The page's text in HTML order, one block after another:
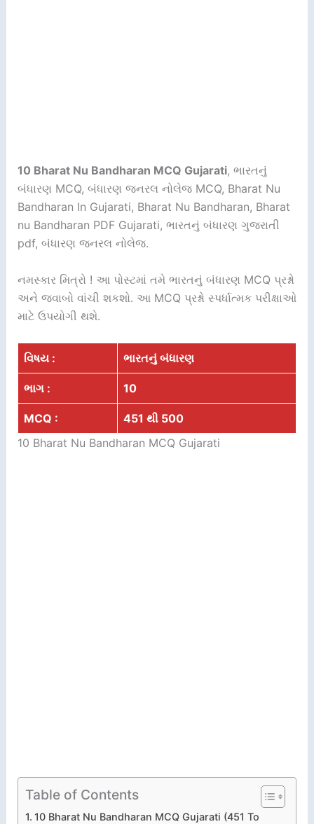
10 Bharat Nu Bandharan MCQ Gujarati, ભારતનું
બંધારણ MCQ, બંધારણ જનરલ નોલેજ MCQ, Bharat Nu
Bandharan In Gujarati, Bharat Nu Bandharan, Bharat
nu Bandharan PDF Gujarati, ભારતનું બંધારણ ગુજરાતી
pdf, બંધારણ જનરલ નોલેજ.
નમસ્કાર મિત્રો ! આ પોસ્ટમાં તમે ભારતનું બંધારણ MCQ પ્રશ્નો
અને જવાબો વાંચી શકશો. આ MCQ પ્રશ્નો સ્પર્ધાત્મક પરીક્ષાઓ
માટે ઉપયોગી થશે.
વિષય : ભારતનું બંધારણ
ભાગ : 10
MCQ :
451 થી 500
10 Bharat Nu Bandharan MCQ Gujarati
Table of Contents
10 Bharat Nu Bandharan MCQ Gujarati (451 To